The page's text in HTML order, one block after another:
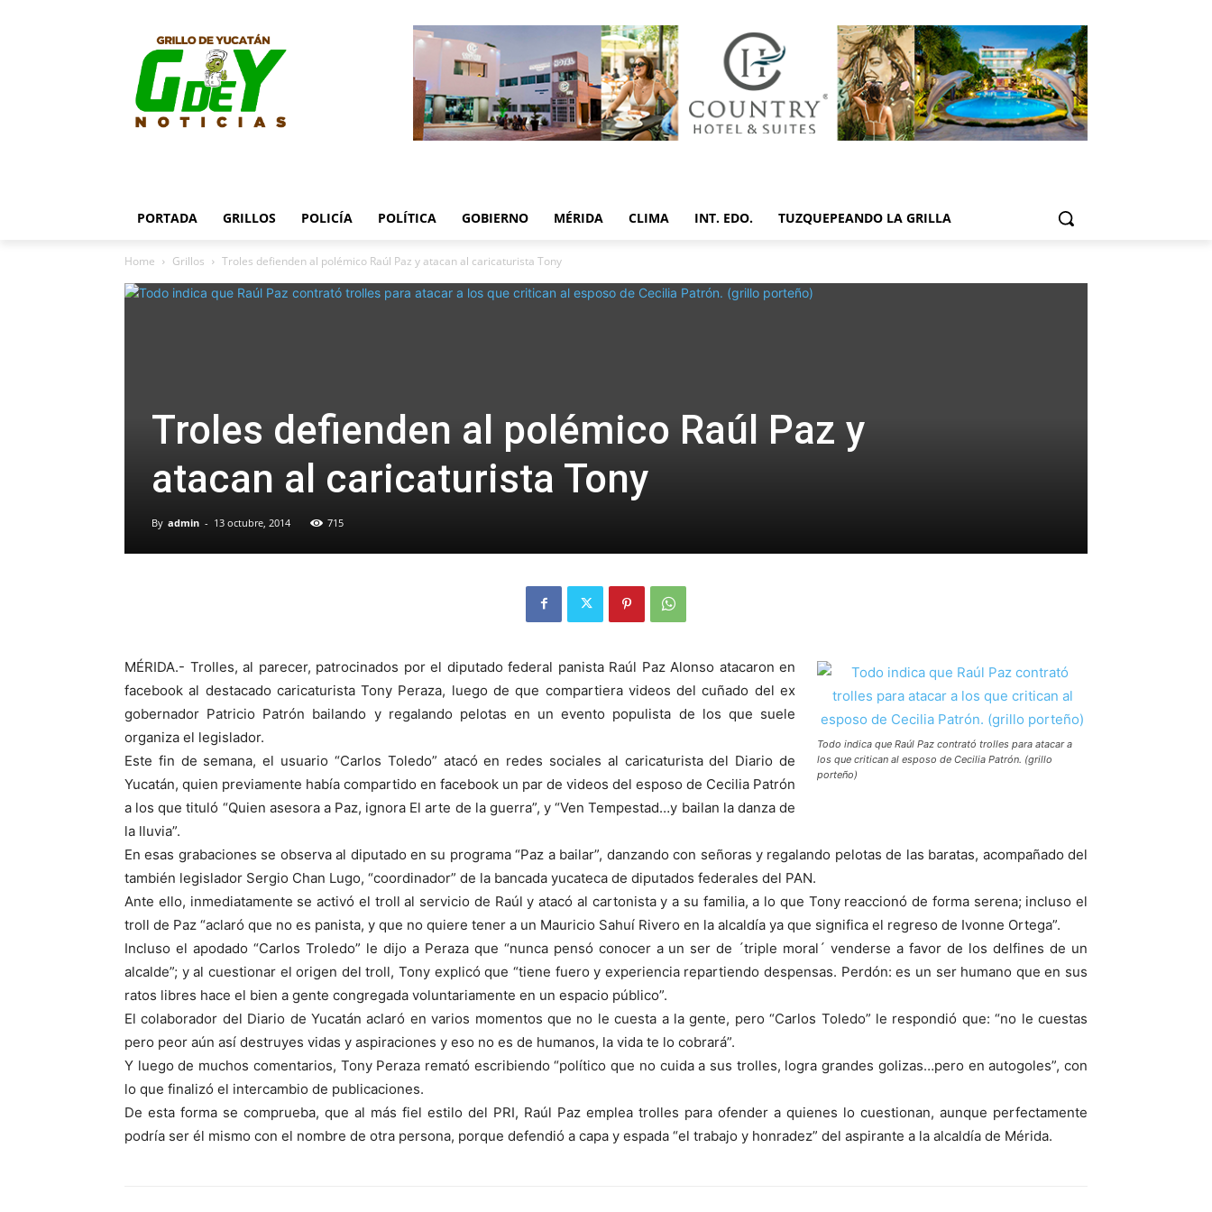
PORTADA GRILLOS POLICÍA POLÍTICA GOBIERNO MÉRIDA CLIMA INT. EDO. TUZQUEPEANDO LA GRILLA
Home Grillos Troles defienden al polémico Raúl Paz y atacan al caricaturista Tony
Troles defienden al polémico Raúl Paz y
atacan al caricaturista Tony
By admin - 13 octubre, 2014 715
Todo indica que Raúl Paz contrató trolles para atacar a
los que critican al esposo de Cecilia Patrón. (grillo
porteño)
MÉRIDA.- Trolles, al parecer, patrocinados por el diputado federal panista Raúl Paz Alonso atacaron en
facebook al destacado caricaturista Tony Peraza, luego de que compartiera videos del cuñado del ex
gobernador Patricio Patrón bailando y regalando pelotas en un evento populista de los que suele
organiza el legislador.
Este fin de semana, el usuario “Carlos Toledo” atacó en redes sociales al caricaturista del Diario de
Yucatán, quien previamente había compartido en facebook un par de videos del esposo de Cecilia Patrón
a los que tituló “Quien asesora a Paz, ignora El arte de la guerra”, y “Ven Tempestad…y bailan la danza de
la lluvia”.
En esas grabaciones se observa al diputado en su programa “Paz a bailar”, danzando con señoras y regalando pelotas de las baratas, acompañado del
también legislador Sergio Chan Lugo, “coordinador” de la bancada yucateca de diputados federales del PAN.
Ante ello, inmediatamente se activó el troll al servicio de Raúl y atacó al cartonista y a su familia, a lo que Tony reaccionó de forma serena; incluso el
troll de Paz “aclaró que no es panista, y que no quiere tener a un Mauricio Sahuí Rivero en la alcaldía ya que significa el regreso de Ivonne Ortega”.
Incluso el apodado “Carlos Troledo” le dijo a Peraza que “nunca pensó conocer a un ser de ´triple moral´ venderse a favor de los delfines de un
alcalde”; y al cuestionar el origen del troll, Tony explicó que “tiene fuero y experiencia repartiendo despensas. Perdón: es un ser humano que en sus
ratos libres hace el bien a gente congregada voluntariamente en un espacio público”.
El colaborador del Diario de Yucatán aclaró en varios momentos que no le cuesta a la gente, pero “Carlos Toledo” le respondió que: “no le cuestas
pero peor aún así destruyes vidas y aspiraciones y eso no es de humanos, la vida te lo cobrará”.
Y luego de muchos comentarios, Tony Peraza remató escribiendo “político que no cuida a sus trolles, logra grandes golizas…pero en autogoles”, con
lo que finalizó el intercambio de publicaciones.
De esta forma se comprueba, que al más fiel estilo del PRI, Raúl Paz emplea trolles para ofender a quienes lo cuestionan, aunque perfectamente
podría ser él mismo con el nombre de otra persona, porque defendió a capa y espada “el trabajo y honradez” del aspirante a la alcaldía de Mérida.